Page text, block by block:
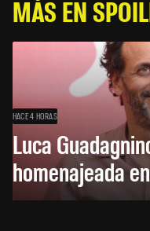
MÁS EN
HACE 4 HORAS
Luca
homenajeada